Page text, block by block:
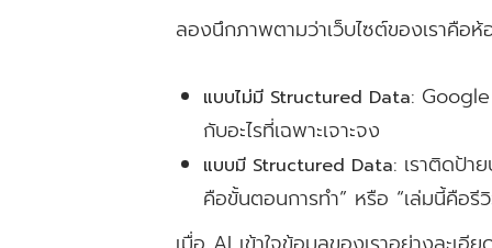
ลองนึกภาพตามว่าเว็บไซต์ของเราคื
แบบไม่มี Structured Data: Google
กับอะไรที่เฉพาะเจาะจง
แบบมี Structured Data: เราติดป้า
คือขั้นตอนการทำ” หรือ “เล่มนี้คือรี